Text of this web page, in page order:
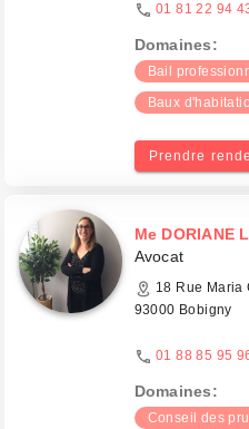
01 81 22 94
Domaines:
Bail
Baux
Prendre
Me DORIANE
Avocat
18 Rue Maria
93000 Bobigny
01 88 85 95
Domaines:
Conseil des